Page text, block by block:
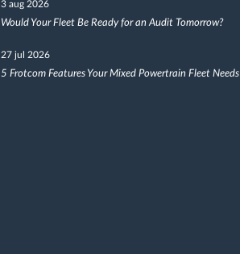
3 aug 2026
Would Your Fleet Be Ready for an Audit Tomorrow?
27 jul 2026
5 Frotcom Features Your Mixed Powertrain Fleet Needs